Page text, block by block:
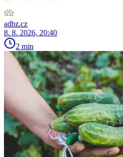
adbz.cz
8. 8. 2026, 20:40
2 min